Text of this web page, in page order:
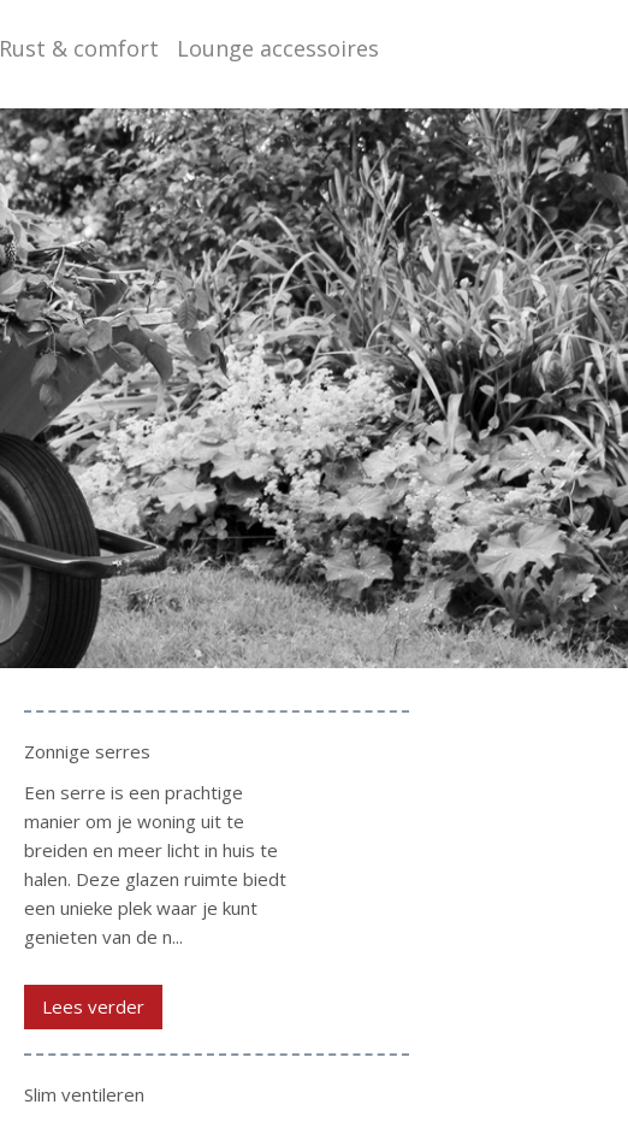
Rust & comfort Lounge accessoires
Zonnige serres
Een serre is een prachtige
manier om je woning uit te
breiden en meer licht in huis te
halen. Deze glazen ruimte biedt
een unieke plek waar je kunt
genieten van de n...
Lees verder
Slim ventileren